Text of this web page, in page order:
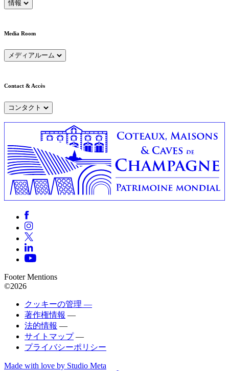
情報
Media Room
メディアルーム
Contact & Accès
コンタクト
Footer Mentions
©2026
クッキーの管理 —
著作権情報 —
法的情報 —
サイトマップ —
プライバシーポリシー
Made with love by Studio Meta